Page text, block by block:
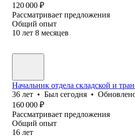
120 000 ₽
Рассматривает предложения
Общий опыт
10 лет 8 месяцев
Начальник отдела складской и
36 лет • Был сегодня •
160 000 ₽
Рассматривает предложения
Общий опыт
16 лет